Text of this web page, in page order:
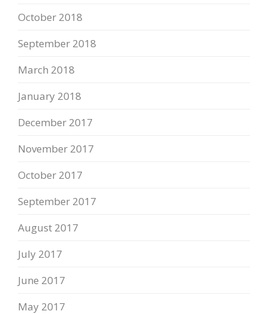
October 2018
September 2018
March 2018
January 2018
December 2017
November 2017
October 2017
September 2017
August 2017
July 2017
June 2017
May 2017